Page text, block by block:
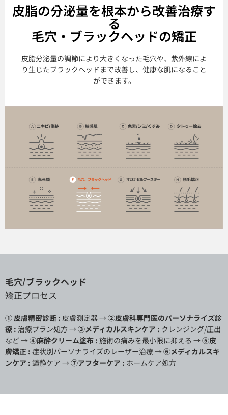
皮脂の分泌量を根本から改善治療す
る
毛穴・ブラックヘッドの矯正
皮脂分泌量の調節により大きくなった毛穴や、紫外線によ
り生じたブラックヘッドまで改善し、健康な肌になること
ができます。
毛穴/ブラックヘッド
矯正プロセス
① 皮膚精密診断 : 皮膚測定器 →②皮膚科専門医のパーソナライズ診
療 : 治療プラン処方 →③メディカルスキンケア : クレンジング/圧出
など →④麻酔クリーム塗布 : 施術の痛みを最小限に抑える →⑤皮
膚矯正 : 症状別パーソナライズのレーザー治療 →⑥メディカルスキ
ンケア : 鎮静ケア →⑦アフターケア : ホームケア処方